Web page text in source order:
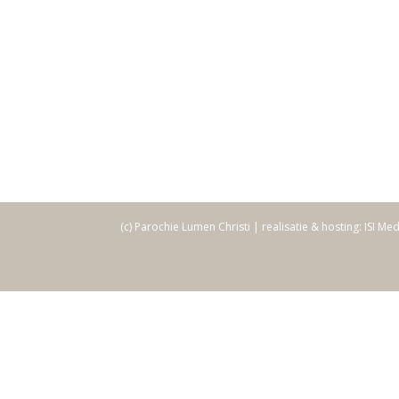
(c) Parochie Lumen Christi | realisatie & hosting: ISI